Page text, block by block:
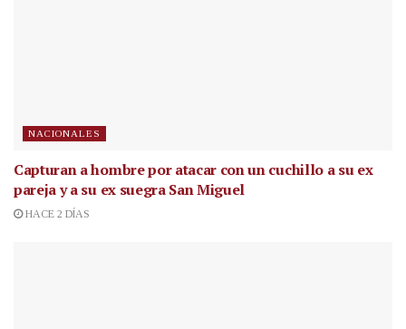
NACIONALES
Capturan a hombre por atacar con un cuchillo a su ex
pareja y a su ex suegra San Miguel
HACE 2 DÍAS